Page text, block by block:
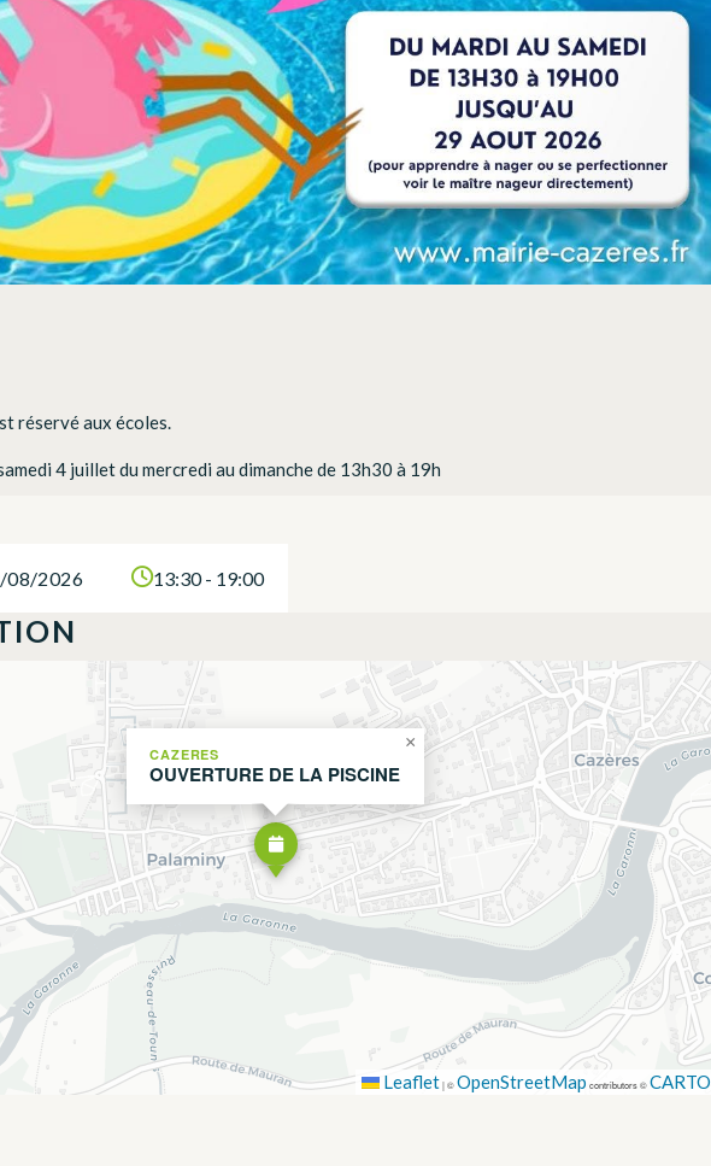
réservé aux écoles.
4 juillet du mercredi au dimanche de 13h30 à 19h
08/2026 13:30 - 19:00
CAZERES
OUVERTURE DE LA PISCINE
×
Leaflet |©OpenStreetMap contributors ©CARTO